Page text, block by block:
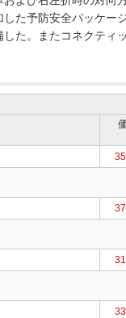
た予防安全パッケー
た。またコネクティ